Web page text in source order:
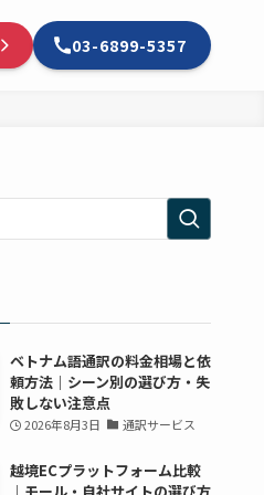
03-6899-5357
ベトナム語通訳の料金相場と依
頼方法｜シーン別の選び方・失
敗しない注意点
2026年8月3日 通訳サービス
越境ECプラットフォーム比較